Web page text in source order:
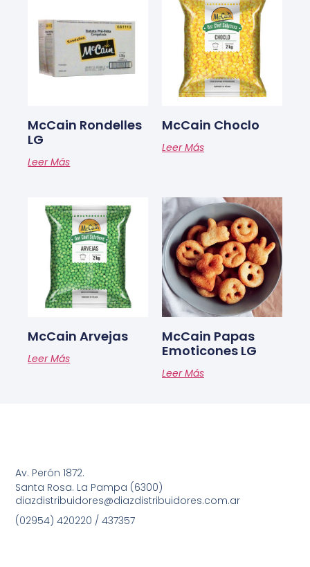
McCain Rondelles
LG
Leer Más
McCain Choclo
Leer Más
McCain Arvejas
Leer Más
McCain Papas
Emoticones LG
Leer Más
Av. Perón 1872.
Santa Rosa. La Pampa (6300)
diazdistribuidores@diazdistribuidores.com.ar
(02954) 420220 / 437357